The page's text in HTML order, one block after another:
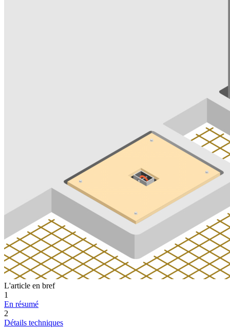
L'article en bref
1
En résumé
2
Détails techniques